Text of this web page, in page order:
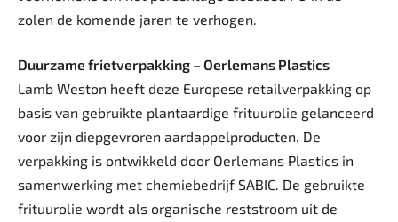
zolen de komende jaren te verhogen.
Duurzame frietverpakking – Oerlemans Plastics
Lamb Weston heeft deze Europese retailverpakking op
basis van gebruikte plantaardige frituurolie gelanceerd
voor zijn diepgevroren aardappelproducten. De
verpakking is ontwikkeld door Oerlemans Plastics in
samenwerking met chemiebedrijf SABIC. De gebruikte
frituurolie wordt als organische reststroom uit de